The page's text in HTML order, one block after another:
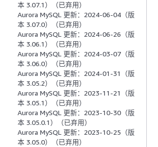
本 3.07.1）（已弃用）
Aurora MySQL 更新：2024-06-04（版
本 3.07.0）（已弃用）
Aurora MySQL 更新：2024-06-26（版
本 3.06.1）（已弃用）
Aurora MySQL 更新：2024-03-07（版
本 3.06.0）（已弃用）
Aurora MySQL 更新：2024-01-31（版
本 3.05.2）（已弃用）
Aurora MySQL 更新：2023-11-21（版
本 3.05.1）（已弃用）
Aurora MySQL 更新：2023-10-30（版
本 3.05.0.1）（已弃用）
Aurora MySQL 更新：2023-10-25（版
本 3.05.0）（已弃用）